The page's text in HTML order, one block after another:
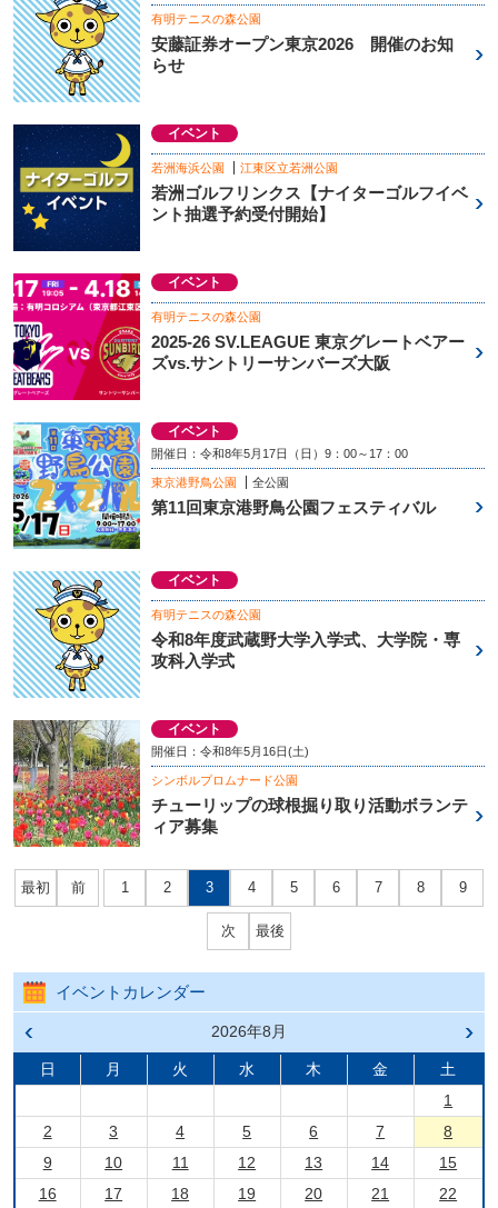
有明テニスの森公園
安藤証券オープン東京2026 開催のお知
らせ
イベント
若洲海浜公園 江東区立若洲公園
若洲ゴルフリンクス【ナイターゴルフイベ
ント抽選予約受付開始】
イベント
有明テニスの森公園
2025-26 SV.LEAGUE 東京グレートベアー
ズvs.サントリーサンバーズ大阪
イベント
開催日：令和8年5月17日（日）9：00～17：00
東京港野鳥公園 全公園
第11回東京港野鳥公園フェスティバル
イベント
有明テニスの森公園
令和8年度武蔵野大学入学式、大学院・専
攻科入学式
イベント
開催日：令和8年5月16日(土)
シンボルプロムナード公園
チューリップの球根掘り取り活動ボランテ
ィア募集
最初 前 1 2 3 4 5 6 7 8 9
次 最後
イベントカレンダー
前の
戻る
2026年8月
次の
進む
日 月 火 水 木 金
土
1
2
3 4 5 6 7
8
9
10 11 12 13 14
15
16
17 18 19 20 21 22